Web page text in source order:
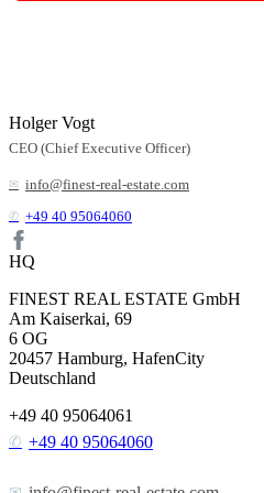
Holger Vogt
CEO (Chief Executive Officer)
info@finest-real-estate.com
+49 40 95064060
HQ
FINEST REAL ESTATE GmbH
Am Kaiserkai, 69
6 OG
20457 Hamburg, HafenCity
Deutschland
+49 40 95064061
+49 40 95064060